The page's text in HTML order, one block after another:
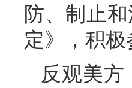
防、制止
定》，积
反观美